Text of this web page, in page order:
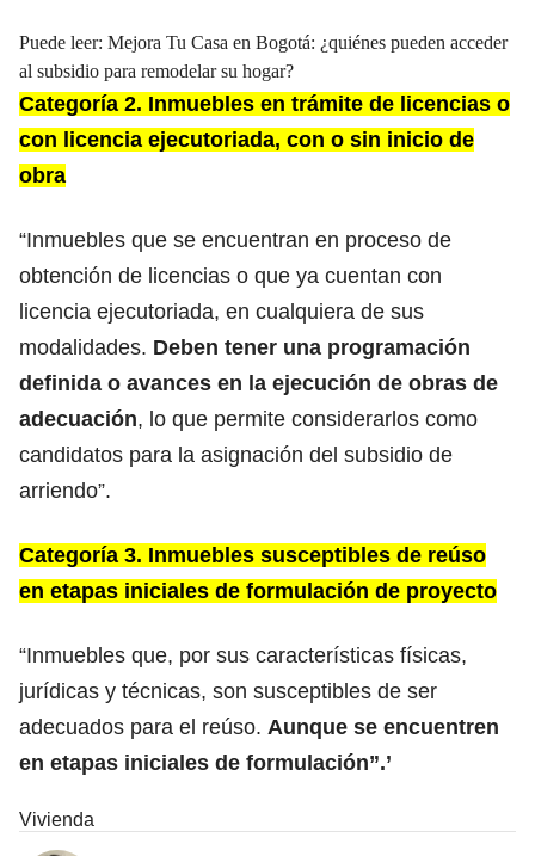
Puede leer: Mejora Tu Casa en Bogotá: ¿quiénes pueden acceder
al subsidio para remodelar su hogar?
Categoría 2. Inmuebles en trámite de licencias o
con licencia ejecutoriada, con o sin inicio de
obra
“Inmuebles que se encuentran en proceso de
obtención de licencias o que ya cuentan con
licencia ejecutoriada, en cualquiera de sus
modalidades. Deben tener una programación
definida o avances en la ejecución de obras de
adecuación, lo que permite considerarlos como
candidatos para la asignación del subsidio de
arriendo”.
Categoría 3. Inmuebles susceptibles de reúso
en etapas iniciales de formulación de proyecto
“Inmuebles que, por sus características físicas,
jurídicas y técnicas, son susceptibles de ser
adecuados para el reúso. Aunque se encuentren
en etapas iniciales de formulación”.’
Vivienda